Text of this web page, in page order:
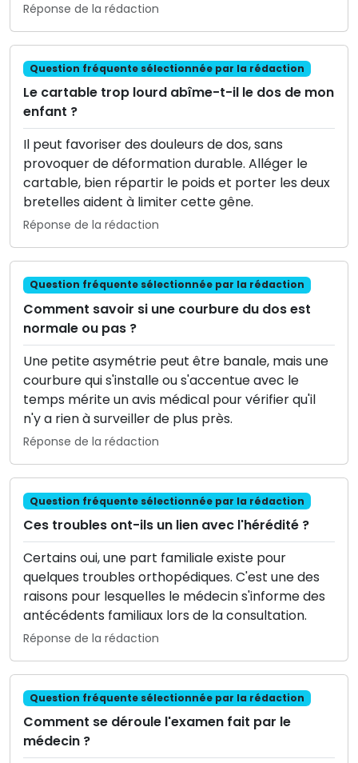
Réponse de la rédaction
Question fréquente sélectionnée par la rédaction
Le cartable trop lourd abîme-t-il le dos de mon
enfant ?
Il peut favoriser des douleurs de dos, sans
provoquer de déformation durable. Alléger le
cartable, bien répartir le poids et porter les deux
bretelles aident à limiter cette gêne.
Réponse de la rédaction
Question fréquente sélectionnée par la rédaction
Comment savoir si une courbure du dos est
normale ou pas ?
Une petite asymétrie peut être banale, mais une
courbure qui s'installe ou s'accentue avec le
temps mérite un avis médical pour vérifier qu'il
n'y a rien à surveiller de plus près.
Réponse de la rédaction
Question fréquente sélectionnée par la rédaction
Ces troubles ont-ils un lien avec l'hérédité ?
Certains oui, une part familiale existe pour
quelques troubles orthopédiques. C'est une des
raisons pour lesquelles le médecin s'informe des
antécédents familiaux lors de la consultation.
Réponse de la rédaction
Question fréquente sélectionnée par la rédaction
Comment se déroule l'examen fait par le
médecin ?